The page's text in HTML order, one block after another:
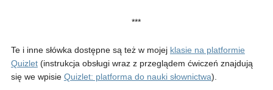
***
Te i inne słówka dostępne są też w mojej klasie na platformie
Quizlet(instrukcja obsługi wraz z przeglądem ćwiczeń znajdują
się we wpisie Quizlet: platforma do nauki słownictwa).